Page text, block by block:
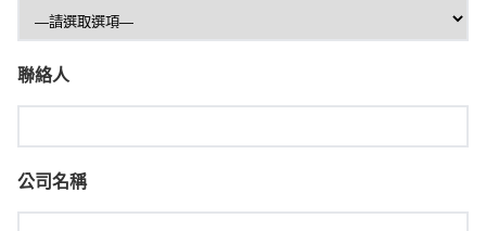
聯絡人
公司名稱